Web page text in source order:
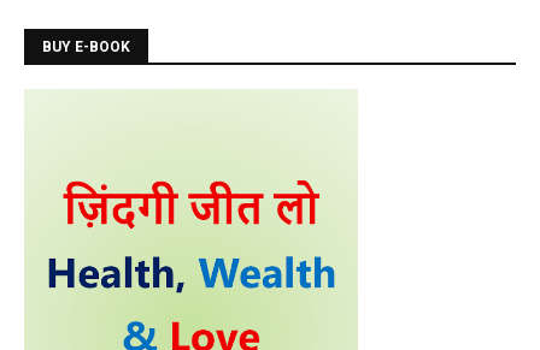
BUY E-BOOK